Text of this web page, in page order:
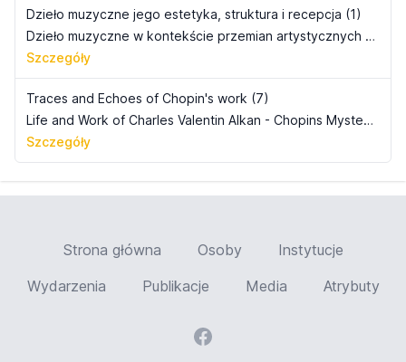
Dzieło muzyczne jego estetyka, struktura i recepcja (1)
Dzieło muzyczne w kontekście przemian artystycznych idei kultury europejskiej, s. 37-58
Szczegóły
Traces and Echoes of Chopin's work (7)
Life and Work of Charles Valentin Alkan - Chopins Mysterium Mundi. /Postać i dzieło Charlesa Valentina Alkana jako Chopina mysterium mundi.
Szczegóły
Strona główna Osoby
Instytucje
Wydarzenia
Publikacje Media Atrybuty